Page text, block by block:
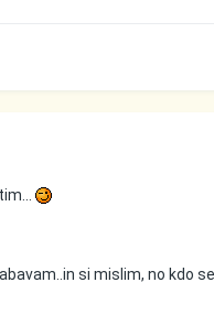
si mislim, no kdo